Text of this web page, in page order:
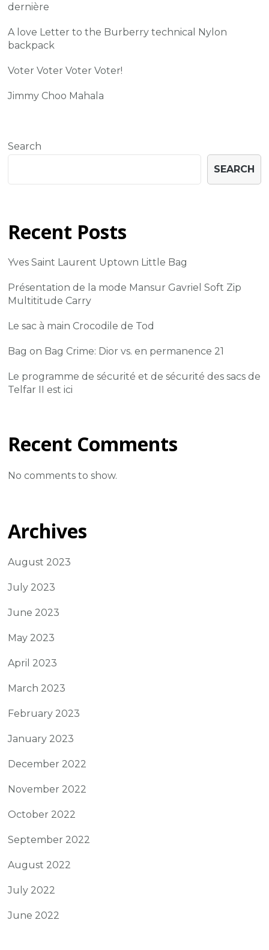
dernière
A love Letter to the Burberry technical Nylon
backpack
Voter Voter Voter Voter!
Jimmy Choo Mahala
Search
SEARCH
Recent Posts
Yves Saint Laurent Uptown Little Bag
Présentation de la mode Mansur Gavriel Soft Zip
Multititude Carry
Le sac à main Crocodile de Tod
Bag on Bag Crime: Dior vs. en permanence 21
Le programme de sécurité et de sécurité des sacs de
Telfar II est ici
Recent Comments
No comments to show.
Archives
August 2023
July 2023
June 2023
May 2023
April 2023
March 2023
February 2023
January 2023
December 2022
November 2022
October 2022
September 2022
August 2022
July 2022
June 2022